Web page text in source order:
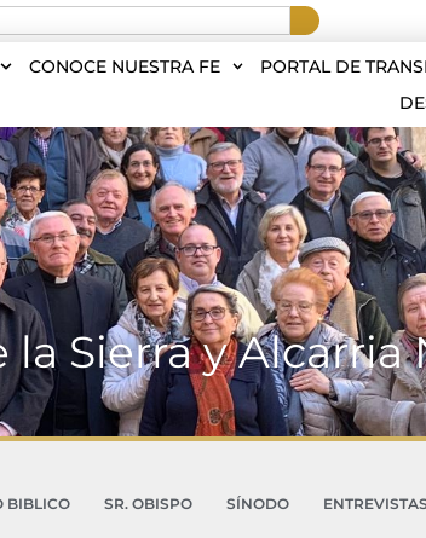
CONOCE NUESTRA FE PORTAL DE
Sierra y Alcarria
BIBLICO SR. OBISPO SÍNODO
ENTREVISTAS